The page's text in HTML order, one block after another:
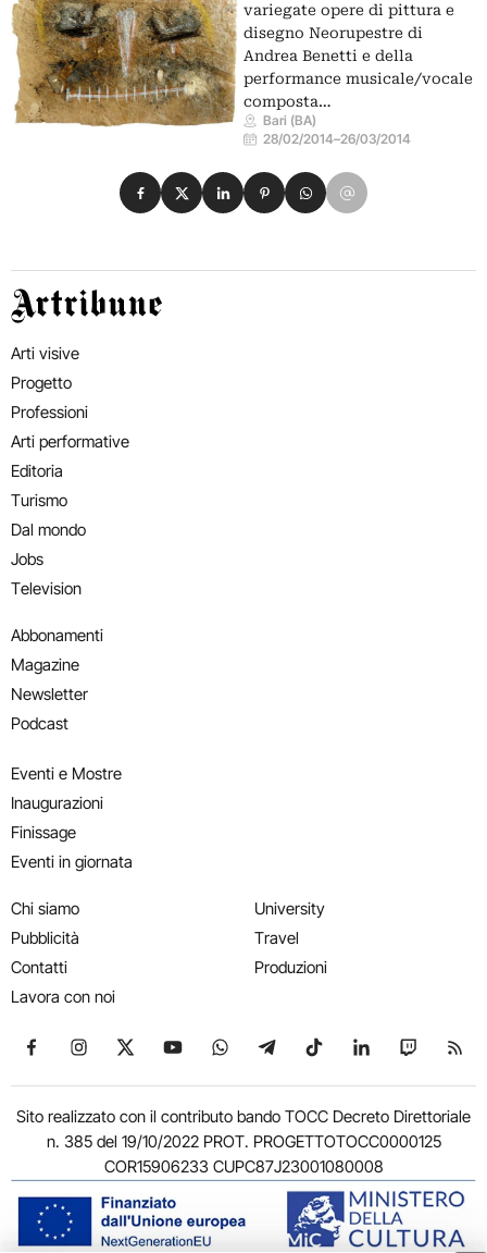
variegate opere di pittura e
disegno Neorupestre di
Andrea Benetti e della
performance musicale/vocale
composta…
Bari (BA)
28/02/2014–26/03/2014
Condividi su Facebook
Condividi su X
Condividi su LinkedIn
Condividi su Pinterest
Condividi su WhatsApp
Condividi su Email
Artribune
Arti visive
Progetto
Professioni
Arti performative
Editoria
Turismo
Dal mondo
Jobs
Television
Abbonamenti
Magazine
Newsletter
Podcast
Eventi e Mostre
Inaugurazioni
Finissage
Eventi in giornata
Chi siamo
Pubblicità
Contatti
Lavora con noi
University
Travel
Produzioni
Seguici su Facebook
Seguici su Instagram
Seguici su X
Seguici su YouTube
Seguici su WhatsApp
Seguici su Telegram
Seguici su TikTok
Seguici su
Seguici
Sito realizzato con il contributo bando TOCC Decreto Direttoriale
n. 385 del 19/10/2022 PROT. PROGETTOTOCC0000125
COR15906233 CUPC87J23001080008